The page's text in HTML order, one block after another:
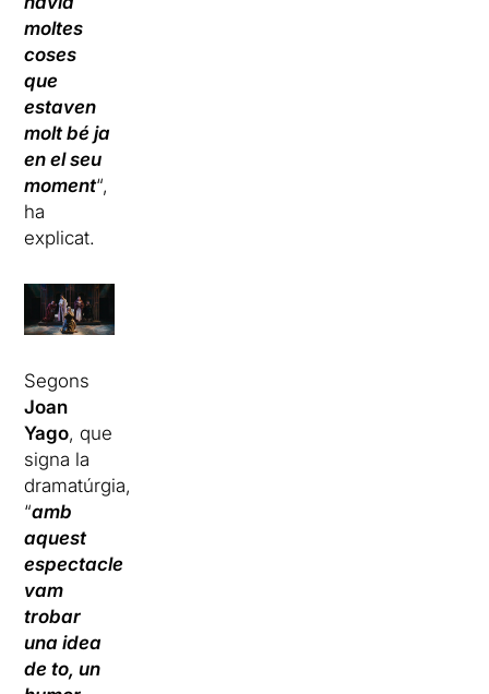
moltes
coses
que
estaven
molt bé ja
en el seu
moment“,
ha
explicat.
Segons
Joan
Yago, que
signa la
dramatúrgia,
“amb
aquest
espectacle
vam
trobar
una idea
de to, un